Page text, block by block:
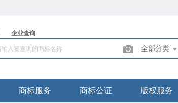
企业查询
全部分类
商标服务 商标公证 版权服务